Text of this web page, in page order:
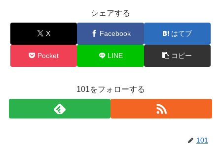
シェアする
X Facebook はてブ
Pocket LINE コピー
101をフォローする
101